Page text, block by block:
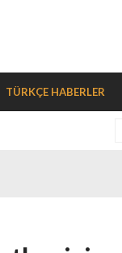
TÜRKÇE HABERLER